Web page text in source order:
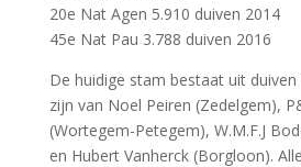
20e Nat Agen 5.910 duiven 2014
45e Nat Pau 3.788 duiven 2016
De huidige stam bestaat uit
zijn van Noel Peiren (Zedelgem),
(Wortegem-Petegem), W.M.F.J
en Hubert Vanherck (Borgloon).